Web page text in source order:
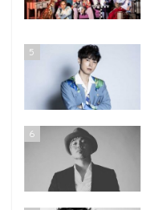
5
6